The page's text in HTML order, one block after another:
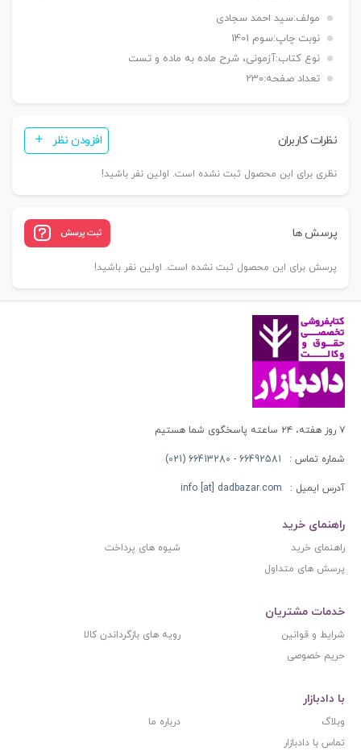
مولف:سید احمد سجادی
نوبت چاپ:سوم 1401
نوع کتاب:آزمونی، شرح ماده به ماده و تست
تعداد صفحه:230
نظرات کاربران افزودن نظر
نظری برای این محصول ثبت نشده است. اولین نفر باشید!
پرسش ها ثبت پرسش
پرسش برای این محصول ثبت نشده است. اولین نفر باشید!
۷ روز هفته، ۲۴ ساعته پاسخگوی شما هستیم
شماره تماس : 66492581 - 66413280 (021)
آدرس ایمیل : info [at] dadbazar.com
راهنمای خرید
راهنمای خرید
شیوه های پرداخت
پرسش های متداول
خدمات مشتریان
شرایط و قوانین
رویه های بازگرداندن کالا
حریم خصوصی
با دادبازار
وبلاگ
درباره ما
تماس با دادبازار